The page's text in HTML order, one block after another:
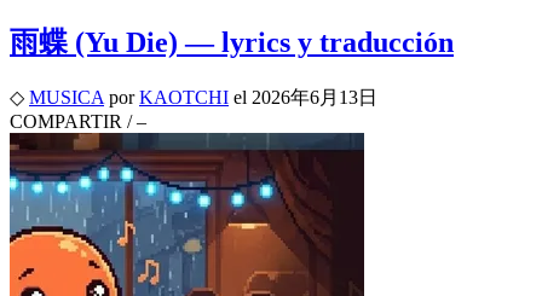
雨蝶 (Yu Die) — lyrics y traducción
◇ MUSICA por KAOTCHI el 2026年6月13日
COMPARTIR / –